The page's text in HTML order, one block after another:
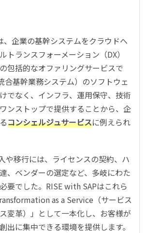
、企業の基幹システムをクラウドへ
トランスフォーメーション（DX）
包括的なオファリングサービスで
合基幹業務システム）のソフトウェ
でなく、インフラ、運用保守、技術
ンストップで提供することから、企
コンシェルジュサービスに例えられ
や移行には、ライセンスの契約、ハ
、ベンダーの選定など、多岐にわた
要でした。RISE with SAPはこれら
as a Service（サービス
変革）」として一本化し、お客様が
出に集中できる環境を提供します。